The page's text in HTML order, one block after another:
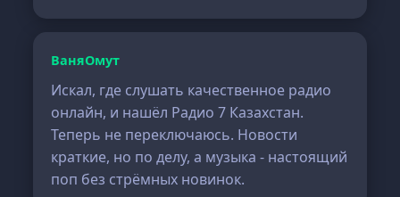
ВаняОмут
Искал, где слушать качественное радио
онлайн, и нашёл Радио 7 Казахстан.
Теперь не переключаюсь. Новости
краткие, но по делу, а музыка - настоящий
поп без стрёмных новинок.